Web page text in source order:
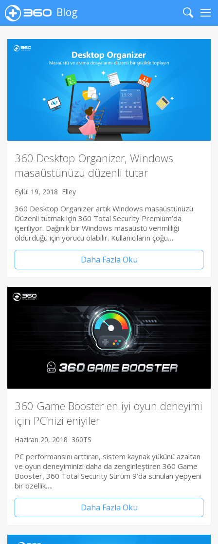
Blog
Search
360 Desktop Organizer, Windows
masaüstünüzü düzenli tutar
Eylül 19, 2018 Elley
360 Desktop Organizer artık Windows masaüstünüzü
Düzenli tutmak için 360 Total Security Premium’da
içeriliyor. Dağınık bir Windows masaüstü verimliliği
öldürdüğü için yorucu olabilir. Kullanıcıların çoğu…
Daha Fazla Oku
360 Game Booster en iyi oyun deneyimi
için PC’nizi eniyiler
Haziran 20, 2018 360TS
PC performansını arttıran, sistem kaynak yükünü azaltan
ve oyun deneyiminizi daha da zenginleştiren 360 Game
Booster, 360 Total Security Sürüm 9’da sunulan yepyeni
bir özellik….
Daha Fazla Oku